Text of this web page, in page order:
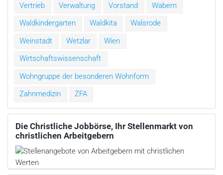
Vertrieb
Verwaltung Vorstand
Wabern
Waldkindergarten
Waldkita
Walsrode
Weinstadt
Wetzlar
Wien
Wirtschaftswissenschaft
Wohngruppe der besonderen Wohnform
Zahnmedizin
ZFA
Die Christliche Jobbörse, Ihr Stellenmarkt von
christlichen Arbeitgebern